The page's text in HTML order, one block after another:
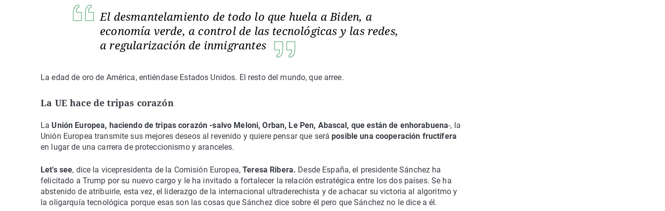
El desmantelamiento de todo lo que huela a Biden, a
economía verde, a control de las tecnológicas y las redes,
a regularización de inmigrantes
La edad de oro de América, entiéndase Estados Unidos. El resto del mundo, que arree.
La UE hace de tripas corazón
La Unión Europea, haciendo de tripas corazón -salvo Meloni, Orban, Le Pen, Abascal, que están de enhorabuena-, la
Unión Europea transmite sus mejores deseos al revenido y quiere pensar que seráposible una cooperación fructífera
en lugar de una carrera de proteccionismo y aranceles.
Let’s see, dice la vicepresidenta de la Comisión Europea,Teresa Ribera. Desde España, el presidente Sánchez ha
felicitado a Trump por su nuevo cargo y le ha invitado a fortalecer la relación estratégica entre los dos países. Se ha
abstenido de atribuirle, esta vez, el liderazgo de la internacional ultraderechista y de achacar su victoria al algoritmo y
la oligarquía tecnológica porque esas son las cosas que Sánchez dice sobre él pero que Sánchez no le dice a él.